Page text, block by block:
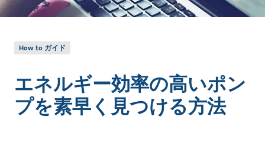
How to ガイド
エネルギー効率の高いポン
プを素早く見つける方法